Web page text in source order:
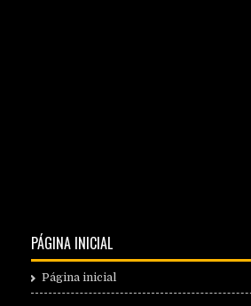
PÁGINA INICIAL
Página inicial